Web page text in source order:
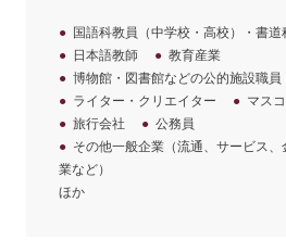
国語科教員（中学校・高校）・書道
日本語教師
教育産業
博物館・図書館などの公的施設職員
ライター・クリエイター
マス
旅行会社
公務員
その他一般企業（流通、サービス
業など）